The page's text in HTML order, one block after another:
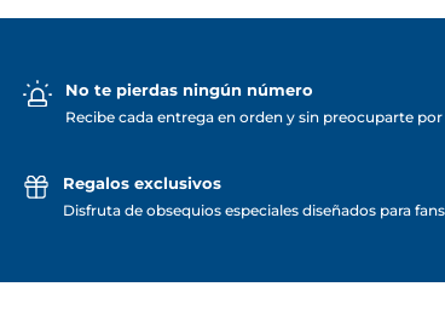
No te pierdas ningún número
Recibe cada entrega en orden y sin preocuparte
Regalos exclusivos
Disfruta de obsequios especiales diseñados para